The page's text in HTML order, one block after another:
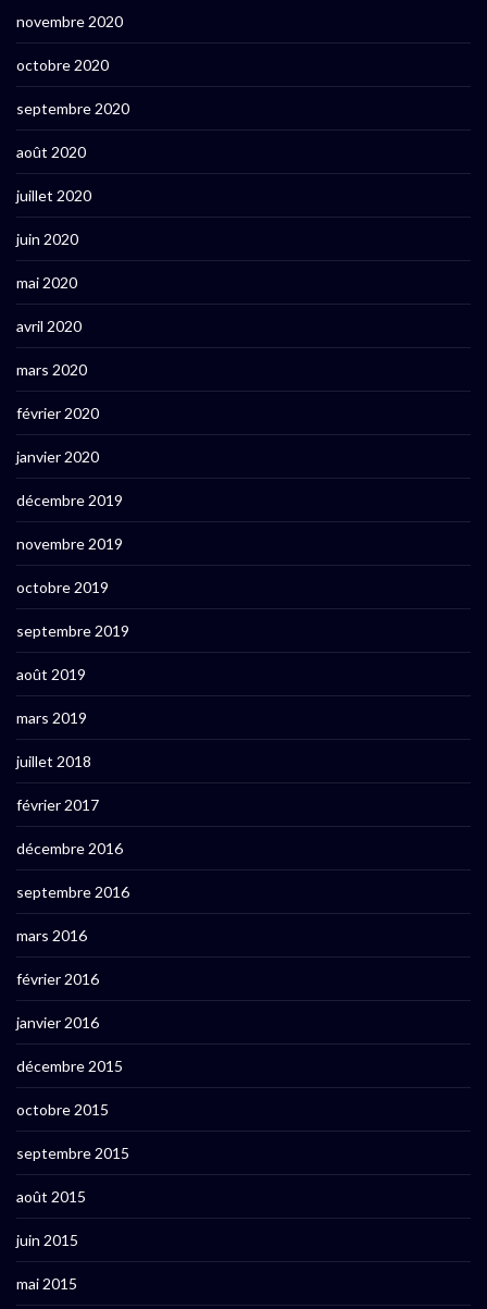
novembre 2020
octobre 2020
septembre 2020
août 2020
juillet 2020
juin 2020
mai 2020
avril 2020
mars 2020
février 2020
janvier 2020
décembre 2019
novembre 2019
octobre 2019
septembre 2019
août 2019
mars 2019
juillet 2018
février 2017
décembre 2016
septembre 2016
mars 2016
février 2016
janvier 2016
décembre 2015
octobre 2015
septembre 2015
août 2015
juin 2015
mai 2015